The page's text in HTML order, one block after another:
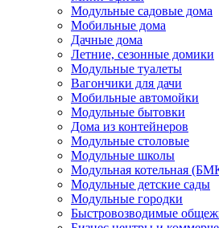
Модульные садовые дома
Мобильные дома
Дачные дома
Летние, сезонные домики
Модульные туалеты
Вагончики для дачи
Мобильные автомойки
Модульные бытовки
Дома из контейнеров
Модульные столовые
Модульные школы
Модульная котельная
Модульные детские сады
Модульные городки
Быстровозводимые